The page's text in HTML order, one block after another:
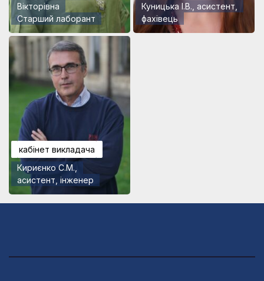
Вікторівна
Старший лаборант
Куницька І.В., асистент,
фахівець
кабінет викладача
Кириєнко С.М.,
асистент, інженер